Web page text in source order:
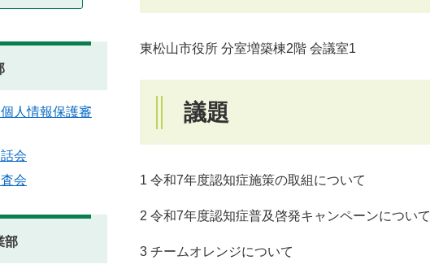
東松山市役所 分室増築棟2階 会議室1
議題
1 令和7年度認知症施策の取組について
2 令和7年度認知症普及啓発キャンペーンについて
3 チームオレンジについて
人情報保護審
会
会
部